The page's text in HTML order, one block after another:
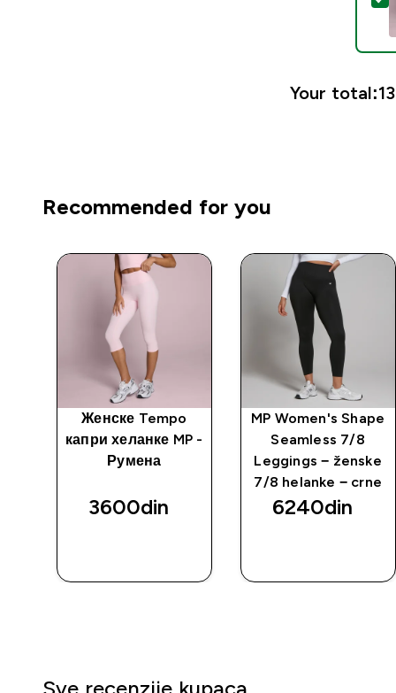
Your total:
Recommended for you
Женске Tempo
капри хеланке MP -
Румена
3600din‎
MP Women's Shape
Seamless 7/8
Leggings − ženske
7/8 helanke − crne
6240din‎
Sve recenzije kupaca